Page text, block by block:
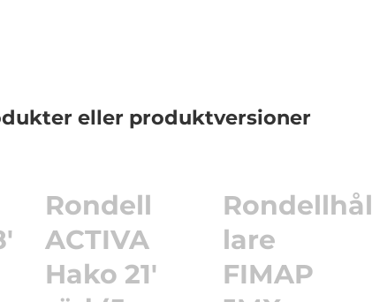
eller produktversioner
Rondell
ACTIVA
Hako 21'
Rondellhål
lare
FIMAP